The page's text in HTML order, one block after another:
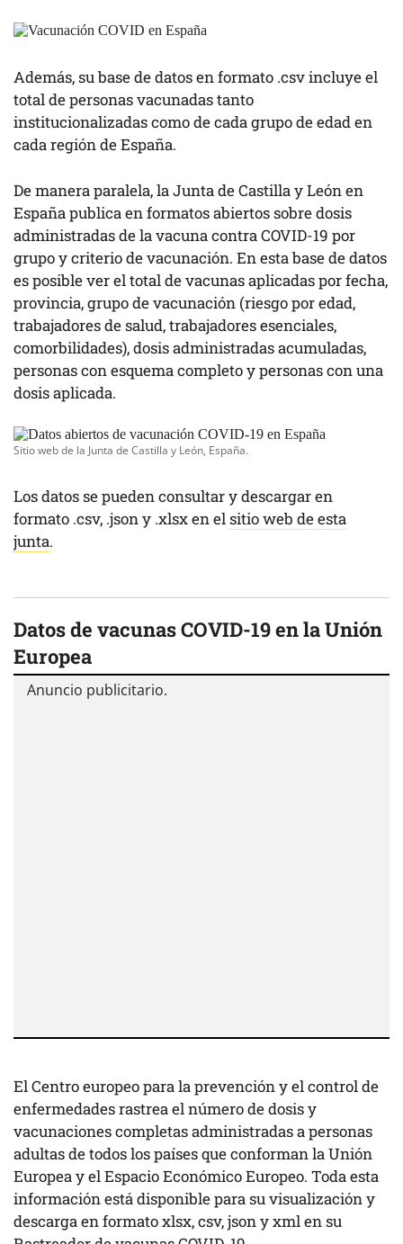
Además, su base de datos en formato .csv incluye el
total de personas vacunadas tanto
institucionalizadas como de cada grupo de edad en
cada región de España.
De manera paralela, la Junta de Castilla y León en
España publica en formatos abiertos sobre dosis
administradas de la vacuna contra COVID-19 por
grupo y criterio de vacunación. En esta base de datos
es posible ver el total de vacunas aplicadas por fecha,
provincia, grupo de vacunación (riesgo por edad,
trabajadores de salud, trabajadores esenciales,
comorbilidades), dosis administradas acumuladas,
personas con esquema completo y personas con una
dosis aplicada.
Sitio web de la Junta de Castilla y León, España.
Los datos se pueden consultar y descargar en
formato .csv, .json y .xlsx en elsitio web de esta
junta.
Datos de vacunas COVID-19 en laUnión
Europea
El Centro europeo para la prevención y el control de
enfermedades rastrea el número de dosis y
vacunaciones completas administradas a personas
adultas de todos los países que conforman la Unión
Europea y el Espacio Económico Europeo. Toda esta
información está disponible para su visualización y
descarga en formato xlsx, csv, json y xml en su